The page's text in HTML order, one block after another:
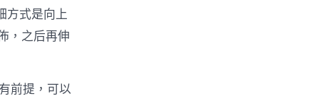
方式是向上
，之后再伸
前提，可以